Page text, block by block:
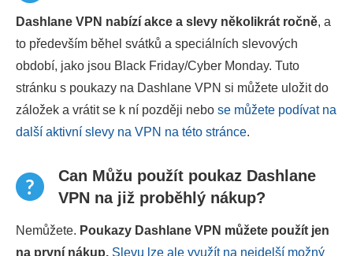
Dashlane VPN nabízí akce a slevy několikrát ročně, a
to především běhel svátků a speciálních slevových
období, jako jsou Black Friday/Cyber Monday. Tuto
stránku s poukazy na Dashlane VPN si můžete uložit do
záložek a vrátit se k ní později nebo se můžete podívat na
další aktivní slevy na VPN na této stránce.
Can Můžu použít poukaz Dashlane
VPN na již proběhlý nákup?
Nemůžete. Poukazy Dashlane VPN můžete použít jen
na první nákup. Slevu lze ale využít na nejdelší možný